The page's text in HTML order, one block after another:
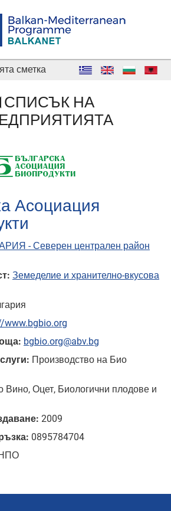
сметка
СПИСЪК НА
Асоциация
- Северен централен район
Земеделие и хранително-вкусова
www.bgbio.org
bgbio.org@abv.bg
Производство на Био
Вино, Оцет, Биологични плодове и
2009
0895784704